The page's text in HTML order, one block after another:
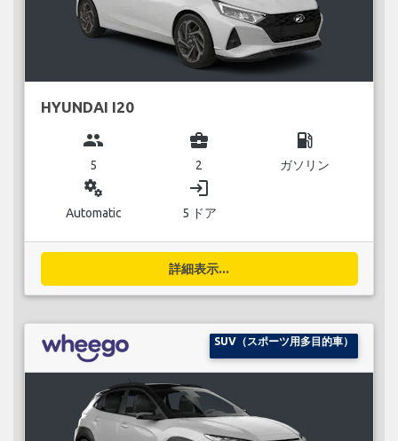
HYUNDAI I20
group
5
business_center
2
local_gas_station
ガソリン
miscellaneous_services
Automatic
login
5 ドア
詳細表示...
SUV（スポーツ用多目的車）